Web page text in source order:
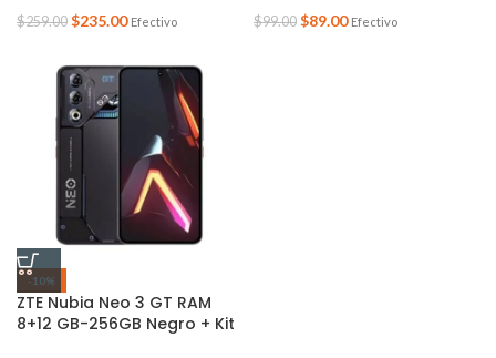
$259.00 $235.00 Efectivo $99.00 $89.00 Efectivo
-10%
ZTE Nubia Neo 3 GT RAM
8+12 GB-256GB Negro + Kit